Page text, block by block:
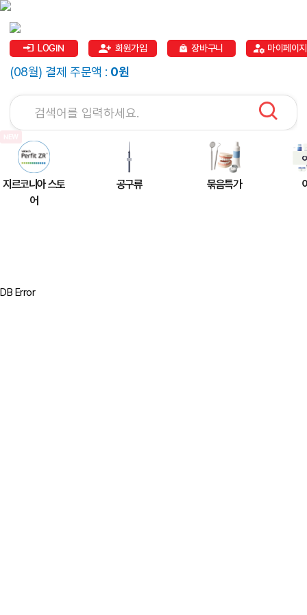
LOGIN 회원가입 장바구니 마이페이지
(08월) 결제 주문액 : 0원
지르코니아 스토
어
공구류 묶음특가
DB Error